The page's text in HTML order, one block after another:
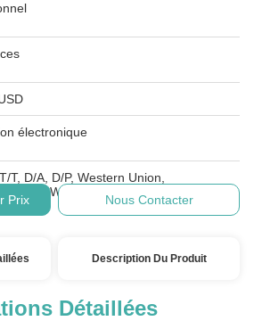
électronique
T, D/A, D/P, Western Union,
Wechat, Alipay
Prix Nous Contacter
Description Du Produit
Détaillées